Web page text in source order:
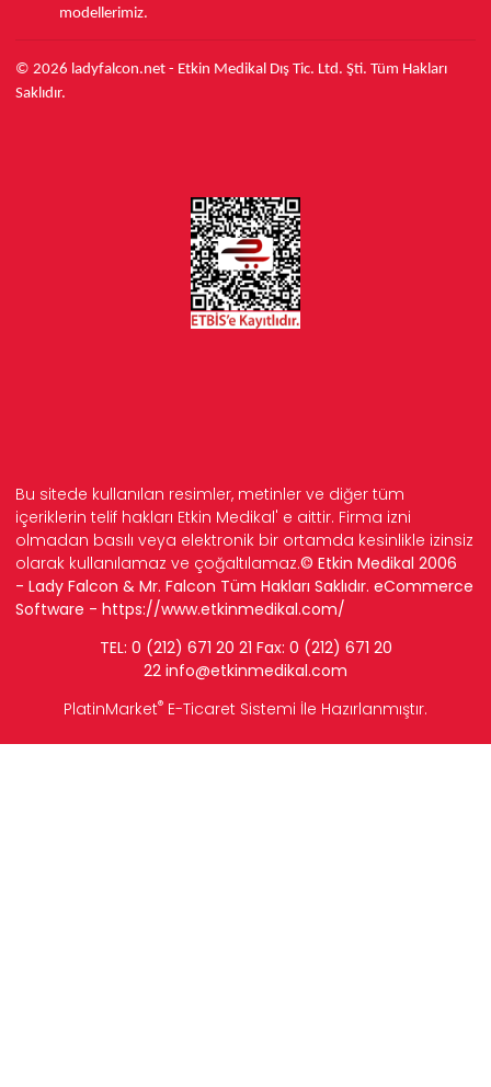
modellerimiz.
© 2026 ladyfalcon.net - Etkin Medikal Dış Tic. Ltd. Şti. Tüm Hakları
Saklıdır.
Bu sitede kullanılan resimler, metinler ve diğer tüm
içeriklerin telif hakları Etkin Medikal' e aittir. Firma izni
olmadan basılı veya elektronik bir ortamda kesinlikle izinsiz
olarak kullanılamaz ve çoğaltılamaz.© Etkin Medikal 2006
- Lady Falcon & Mr. Falcon Tüm Hakları Saklıdır. eCommerce
Software - https://www.etkinmedikal.com/
TEL: 0 (212) 671 20 21 Fax: 0 (212) 671 20
22 info@etkinmedikal.com
PlatinMarket® E-Ticaret Sistemi İle Hazırlanmıştır.